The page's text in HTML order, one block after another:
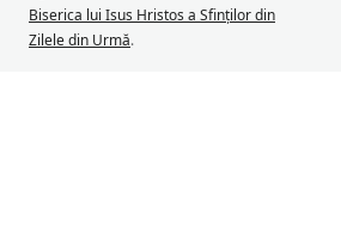
Biserica lui Isus Hristos a Sfinților din
Zilele din Urmă.